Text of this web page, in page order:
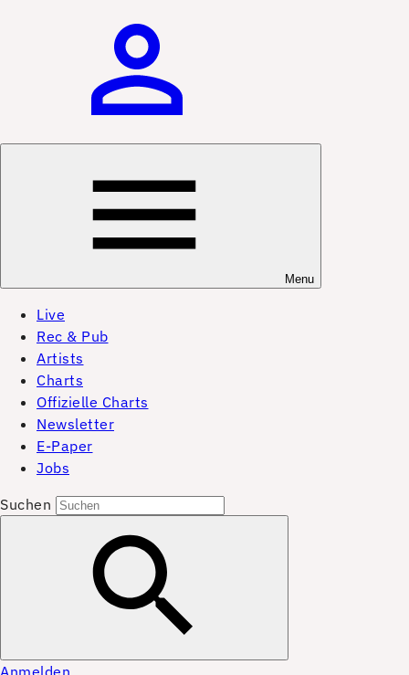
Menu
Live
Rec & Pub
Artists
Charts
Offizielle Charts
Newsletter
E-Paper
Jobs
Suchen
Anmelden